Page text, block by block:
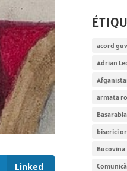
Linked
acord
Adrian
armata
Basarabia
biserici
Bucovina